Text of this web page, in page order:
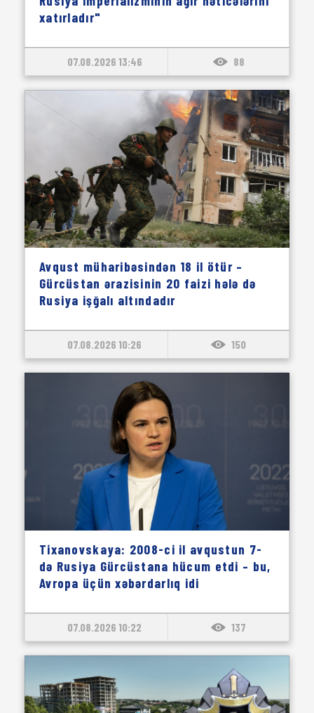
xatırladır"
07.08.2026 13:46 88
Avqust müharibəsindən 18 il ötür –
Gürcüstan ərazisinin 20 faizi hələ də
Rusiya işğalı altındadır
07.08.2026 10:26 150
Tixanovskaya: 2008-ci il avqustun 7-
də Rusiya Gürcüstana hücum etdi – bu,
Avropa üçün xəbərdarlıq idi
07.08.2026 10:22 137